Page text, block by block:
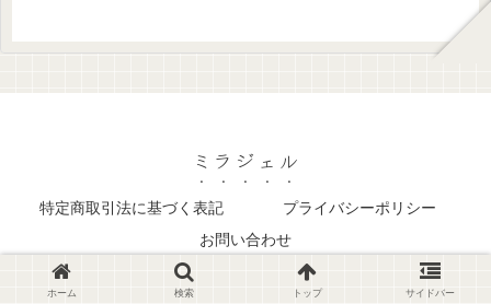
ミラジェル
特定商取引法に基づく表記
プライバシーポリシー
お問い合わせ
© 2023 ミラジェル.
ホーム 検索 トップ サイドバー